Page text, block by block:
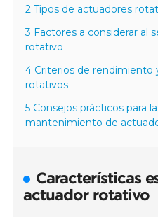
2 Tipos de actuadores
3 Factores a considerar al
rotativo
4 Criterios de rendimiento
rotativos
5 Consejos prácticos para
mantenimiento de
Características
actuador rotativo